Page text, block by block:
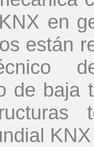
en
están
de baja